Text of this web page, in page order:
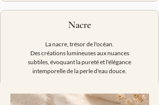
Nacre
La nacre, trésor de l'océan.
Des créations lumineuses aux nuances
subtiles, évoquant la pureté et l'élégance
intemporelle de la perle d'eau douce.